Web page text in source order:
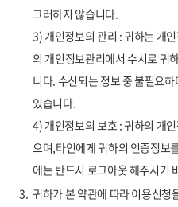
그러하지 않습니다.
3) 개인정보의 관리 : 귀하는 개
의 개인정보관리에서 수시로 귀
니다. 수신되는 정보 중 불필요
있습니다.
4) 개인정보의 보호 : 귀하의 개
으며,타인에게 귀하의 인증정보
에는 반드시 로그아웃 해주시기
3. 귀하가 본 약관에 따라 이용신청